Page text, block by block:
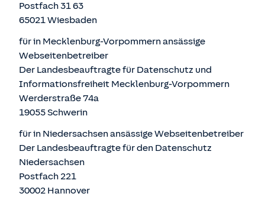
Postfach 31 63
65021 Wiesbaden
für in Mecklenburg-Vorpommern ansässige
Webseitenbetreiber
Der Landesbeauftragte für Datenschutz und
Informationsfreiheit Mecklenburg-Vorpommern
Werderstraße 74a
19055 Schwerin
für in Niedersachsen ansässige Webseitenbetreiber
Der Landesbeauftragte für den Datenschutz
Niedersachsen
Postfach 221
30002 Hannover